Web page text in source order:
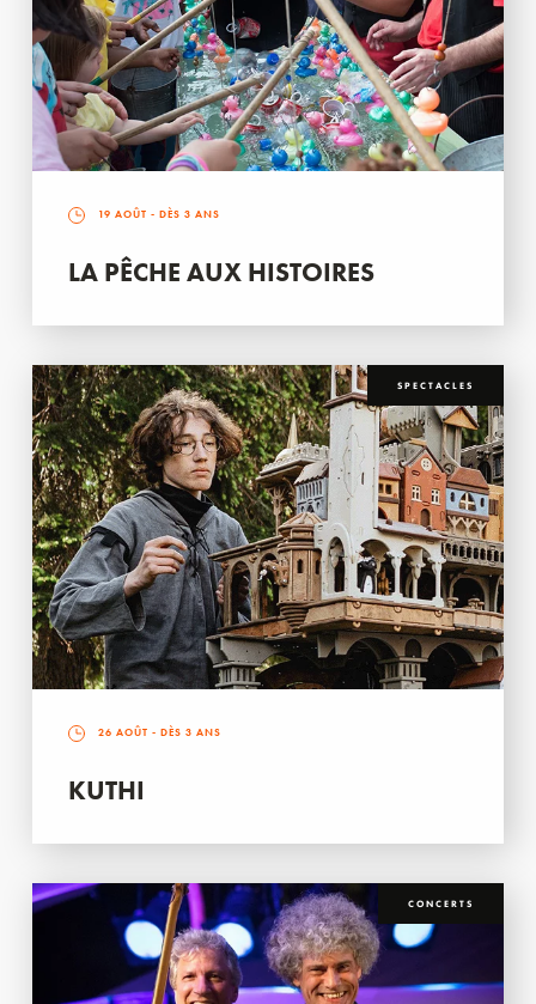
19 AOÛT - DÈS 3 ANS
LA PÊCHE AUX HISTOIRES
SPECTACLES
26 AOÛT - DÈS 3 ANS
KUTHI
CONCERTS